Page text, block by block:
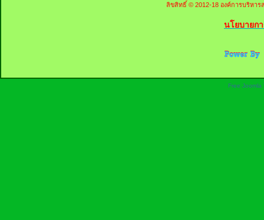
ลิขสิทธิ์ © 2012-18 องค์การบริหา
นโยบายก
Free